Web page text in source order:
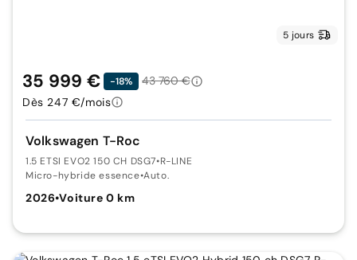
5 jours
Volkswagen T-Roc
1.5 ETSI EVO2 150 CH DSG7•R-LINE
Micro-hybride essence•Auto.
2026•Voiture 0 km
35 999 € -18%
43 760 €
Dès 247 €/mois